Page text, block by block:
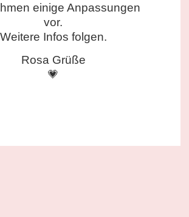
einige Anpassungen
vor.
Weitere Infos folgen.
Rosa Grüße
💗